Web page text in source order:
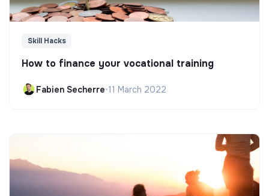
Skill Hacks
How to finance your vocational training
Fabien Secherre•11 March 2022